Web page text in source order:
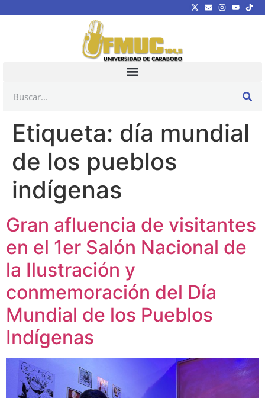
Etiqueta: día mundial
de los pueblos
indígenas
Gran afluencia de visitantes
en el 1er Salón Nacional de
la Ilustración y
conmemoración del Día
Mundial de los Pueblos
Indígenas